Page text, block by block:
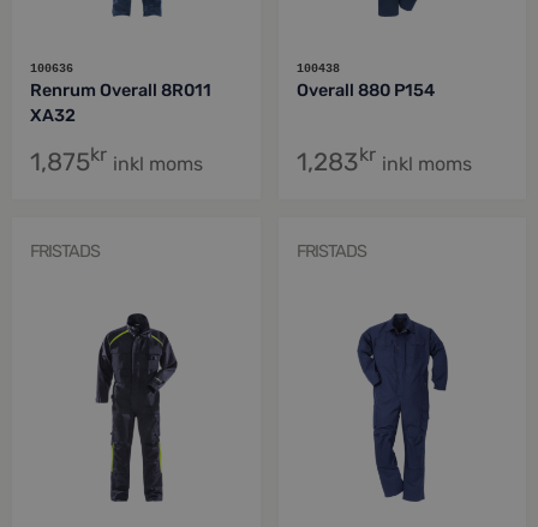
100636
Renrum Overall 8R011
XA32
1,875kr inkl moms
100438
Overall 880 P154
1,283kr inkl moms
FRISTADS FRISTADS